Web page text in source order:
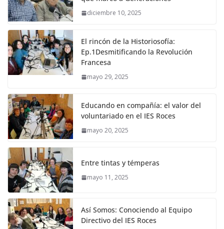
diciembre 10, 2025
El rincón de la Historiosofía:
Ep.1Desmitificando la Revolución
Francesa
mayo 29, 2025
Educando en compañía: el valor del
voluntariado en el IES Roces
mayo 20, 2025
Entre tintas y témperas
mayo 11, 2025
Así Somos: Conociendo al Equipo
Directivo del IES Roces